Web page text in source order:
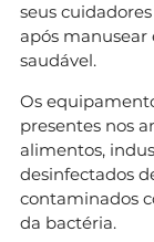
seus
após manusear
saudável.
Os
presentes nos
alimentos,
desinfectados
contaminados
da bactéria.